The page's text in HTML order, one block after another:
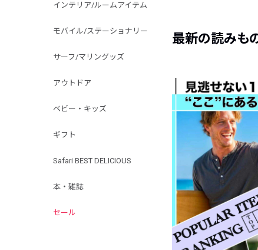
インテリア/ルームアイテム
モバイル/ステーショナリー
サーフ/マリングッズ
アウトドア
ベビー・キッズ
ギフト
Safari BEST DELICIOUS
本・雑誌
セール
最新の読みも